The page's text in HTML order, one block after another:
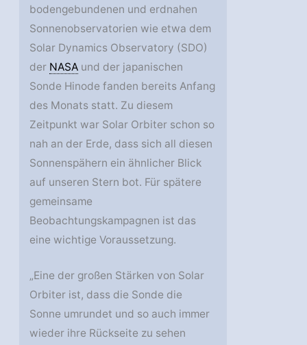
bodengebundenen und erdnahen
Sonnenobservatorien wie etwa dem
Solar Dynamics Observatory (SDO)
der NASA und der japanischen
Sonde Hinode fanden bereits Anfang
des Monats statt. Zu diesem
Zeitpunkt war Solar Orbiter schon so
nah an der Erde, dass sich all diesen
Sonnenspähern ein ähnlicher Blick
auf unseren Stern bot. Für spätere
gemeinsame
Beobachtungskampagnen ist das
eine wichtige Voraussetzung.
„Eine der großen Stärken von Solar
Orbiter ist, dass die Sonde die
Sonne umrundet und so auch immer
wieder ihre Rückseite zu sehen